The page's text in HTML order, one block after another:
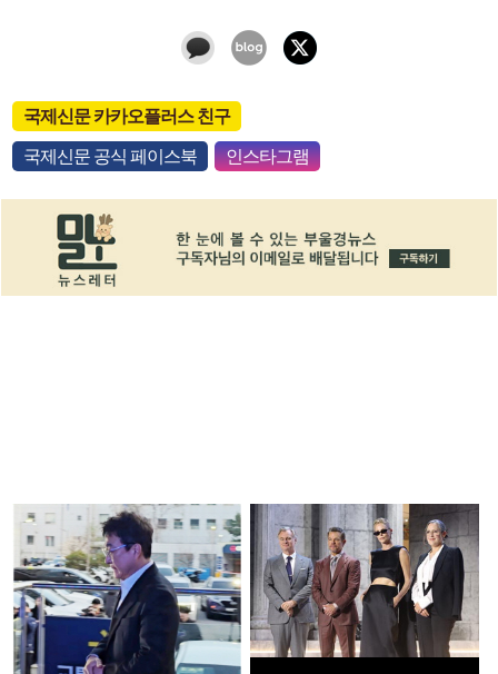
국제신문 카카오플러스 친구
국제신문 공식 페이스북 인스타그램